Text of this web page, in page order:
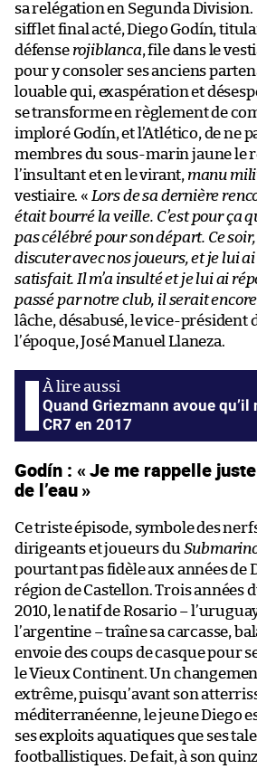
sa relégation en Segunda Division.
sifflet final acté, Diego Godín,
défense rojiblanca, file dans le
pour y consoler ses anciens
louable qui, exaspération et
se transforme en règlement de
imploré Godín, et l’Atlético, de ne
membres du sous-marin jaune le
l’insultant et en le virant, manu
vestiaire. « Lors de sa dernière
était bourré la veille. C’est pour ça
pas célébré pour son départ. Ce
discuter avec nos joueurs, et je lui
satisfait. Il m’a insulté et je lui ai
passé par notre club, il serait
lâche, désabusé, le vice-président
l’époque, José Manuel Llaneza.
Quand Griezmann avoue
CR7 en 2017
Godín : « Je me rappelle
de l’eau »
Ce triste épisode, symbole des
dirigeants et joueurs du
pourtant pas fidèle aux années de
région de Castellon. Trois années
2010, le natif de Rosario –
l’argentine – traîne sa carcasse,
envoie des coups de casque pour
le Vieux Continent. Un
extrême, puisqu’avant son
méditerranéenne, le jeune Diego
ses exploits aquatiques que ses
footballistiques. De fait, à son